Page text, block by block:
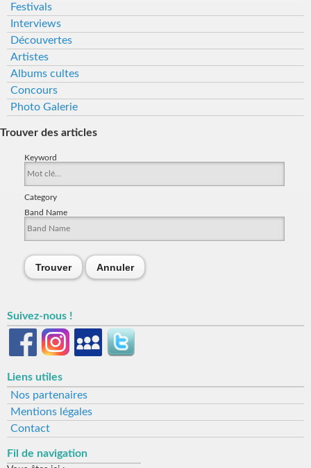
Festivals
Interviews
Découvertes
Artistes
Albums cultes
Concours
Photo Galerie
Trouver des articles
Keyword
Category
Band Name
Trouver Annuler
Suivez-nous !
Liens utiles
Nos partenaires
Mentions légales
Contact
Fil de navigation